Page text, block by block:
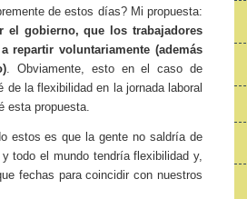
de estos días? Mi propuesta:
el gobierno, que los trabajadores
repartir voluntariamente (además
. Obviamente, esto en el caso de
la flexibilidad en la jornada laboral
esta propuesta.
estos es que la gente no saldría de
todo el mundo tendría flexibilidad y,
fechas para coincidir con nuestros